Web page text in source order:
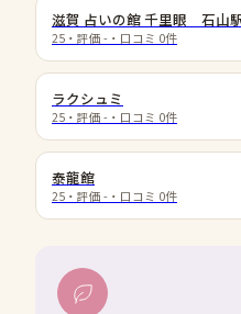
滋賀 占いの館 千里眼 石山
25 ・評価 - ・口コミ 0件
ラクシュミ
25 ・評価 - ・口コミ 0件
泰龍館
25 ・評価 - ・口コミ 0件